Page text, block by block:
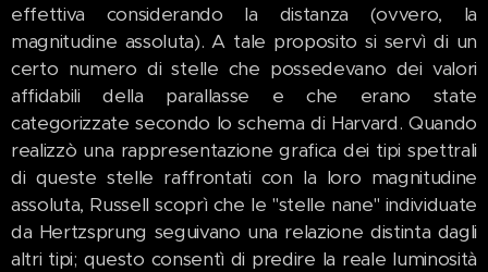
effettiva considerando la distanza (ovvero, la
magnitudine assoluta). A tale proposito si servì di un
certo numero di stelle che possedevano dei valori
affidabili della parallasse e che erano state
categorizzate secondo lo schema di Harvard. Quando
realizzò una rappresentazione grafica dei tipi spettrali
di queste stelle raffrontati con la loro magnitudine
assoluta, Russell scoprì che le "stelle nane" individuate
da Hertzsprung seguivano una relazione distinta dagli
altri tipi; questo consentì di predire la reale luminosità